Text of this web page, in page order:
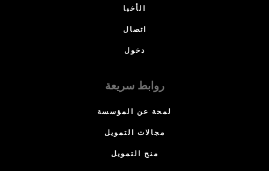
الأخبا
اتصال
دخول
روابط سريعة
لمحة عن المؤسسة
مجالات التمويل
منح التمويل